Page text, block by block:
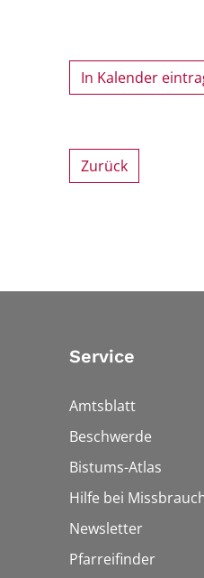
In Kalender
Zurück
Service
Amtsblatt
Beschwerde
Bistums-Atlas
Hilfe bei
Newsletter
Pfarreifinder